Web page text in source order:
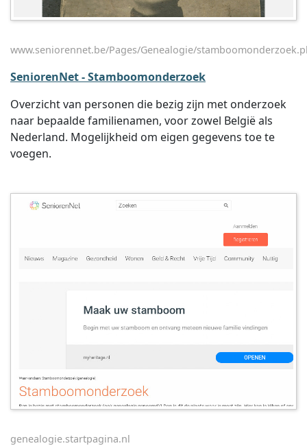
www.seniorennet.be/Pages/Genealogie/
SeniorenNet - Stamboomonderzoek
Overzicht van personen die bezig zijn met onderzoek
naar bepaalde familienamen, voor zowel België als
Nederland. Mogelijkheid om eigen gegevens toe te
voegen.
genealogie.startpagina.nl